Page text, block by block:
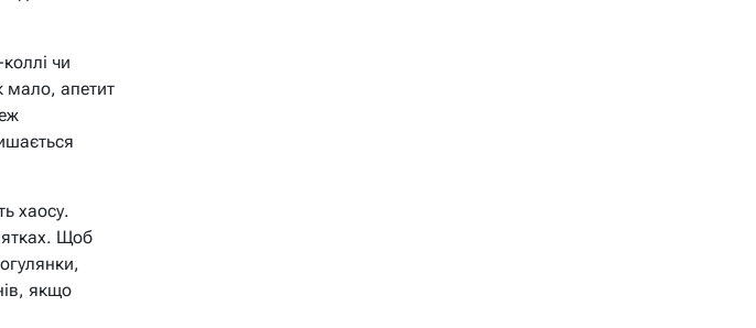
чи
мало, апетит
хаосу.
Щоб
якщо